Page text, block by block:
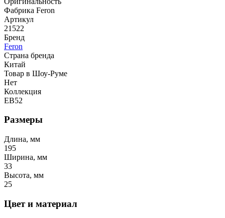
Фабрика Feron
Артикул
21522
Бренд
Feron
Страна бренда
Китай
Товар в Шоу-Руме
Нет
Коллекция
EB52
Размеры
Длина, мм
195
Ширина, мм
33
Высота, мм
25
Цвет и материал